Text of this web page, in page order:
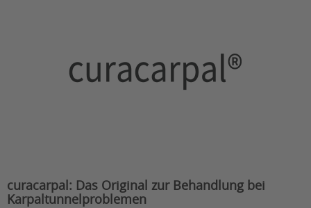
curacarpal: Das Original zur Behandlung bei
Karpaltunnelproblemen